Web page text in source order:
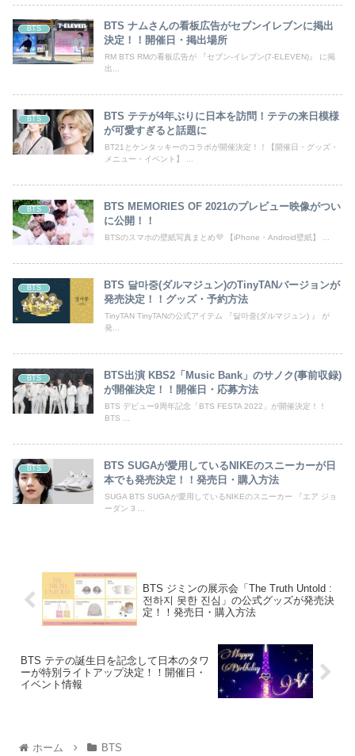
BTS
BTS ナムさんの看板広告がセブンイレブンに掲出
決定！！開催日・掲出場所
RM BTS RMの看板広告が 『セブン-イレブン(7-ELEVEN)』 に掲
出...
BTS
BTS テテが4年ぶりに日本を訪問！テテの来日模様
が可愛すぎると話題に
BT21とケンタッキーのコラボが開催決定！！【開催日・グッズ・
メニュー・イベント】 ...
BTS
BTS MEMORIES OF 2021のプレビュー映像がつい
に公開！！
BTSのスマホの壁紙写真まとめ💜 【iPhone・Android壁紙】 ...
BTS
BTS 달마중(ダルマジュン)のTinyTANバージョンが
発売決定！！グッズ・予約方法
TinyTAN TinyTANの公式アイテム 『달마중(ダルマジュン) 』 が
発...
BTS
BTS出演 KBS2「Music Bank」のサノク(事前収録)
が開催決定！！開催日・応募方法
BTS デビュー9周年記念「BTS FESTA 2022」が開催決定！！
BTS ...
BTS
BTS SUGAが愛用しているNIKEのスニーカーが日
本でも発売決定！！発売日・購入方法
SUGA BTS SUGAが愛用しているNIKEのスニーカー 『エア ジョ
ーダン 3 ...
BTS ジミンの展示会「The Truth Untold :
전하지 못한 진심」の公式グッズが発売決
定！！発売日・購入方法
BTS テテの誕生日を記念して日本のタワ
ーが特別ライトアップ決定！！開催日・
イベント情報
ホーム BTS